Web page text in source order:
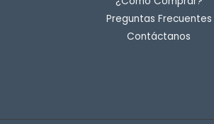
Preguntas Frecuentes
Contáctanos